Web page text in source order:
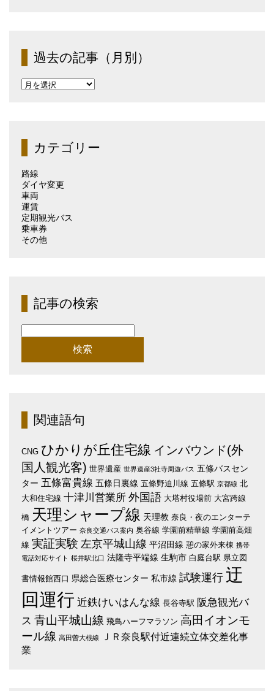
過去の記事（月別）
過
（月
別）カテゴリー
路線
ダイヤ変更
車両
運賃
定期観光バス
乗車券
その他
記事の検索
索:
関連語句
CNG ひかりが丘住宅線 インバウンド(外
国人観光客) 世界遺産 世界遺産3社寺周遊バス 五條バスセン
ター 五條富貴線 五條日裏線 五條野迫川線 五條駅 京都線 北
大和住宅線 十津川営業所 外国語 大塔村役場前 大宮跨線
橋 天理シャープ線 天理教 奈良・夜のエンターテ
イメントツアー 奈良交通バス案内 奥谷線 学園前精華線 学園前高畑
線 実証実験 左京平城山線 平沼田線 憩の家外来棟 携帯
電話対応サイト 桜井駅北口 法隆寺平端線 生駒市 白庭台駅 県立図
書情報館西口 県総合医療センター 私市線 試験運行 迂
回運行 近鉄けいはんな線 長谷寺駅 阪急観光バ
ス 青山平城山線 飛鳥ハーフマラソン 高田イオンモ
ール線 高田曽大根線
ＪＲ奈良駅付近連続立体交差化事
業